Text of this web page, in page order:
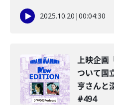
2025.10.20 |00:04:30
上映企画
ついて国
亨さんと
#494